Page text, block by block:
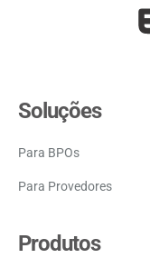
Soluções
Para BPOs
Para Provedores
Produtos